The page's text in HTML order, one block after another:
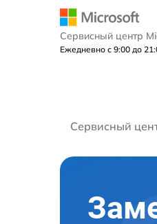
Сервисный центр
Ежедневно с 9:00 до
Сервисный